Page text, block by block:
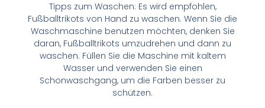
Tipps zum Waschen: Es wird empfohlen,
Fußballtrikots von Hand zu waschen. Wenn Sie die
Waschmaschine benutzen möchten, denken Sie
daran, Fußballtrikots umzudrehen und dann zu
waschen. Füllen Sie die Maschine mit kaltem
Wasser und verwenden Sie einen
Schonwaschgang, um die Farben besser zu
schützen.